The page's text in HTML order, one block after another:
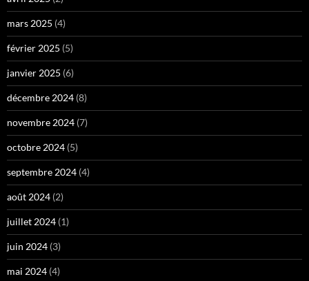
mars 2025 (4)
février 2025 (5)
janvier 2025 (6)
décembre 2024 (8)
novembre 2024 (7)
octobre 2024 (5)
septembre 2024 (4)
août 2024 (2)
juillet 2024 (1)
juin 2024 (3)
mai 2024 (4)